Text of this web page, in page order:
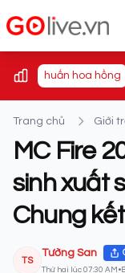
huấn hoa hồng
Trang chủ Giới
MC Fire
sinh xuất
Chung kết
TS
Tường San
Thứ hai lúc 07:30 AM •